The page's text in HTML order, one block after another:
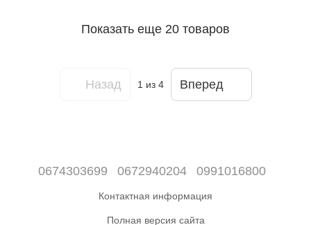
Показать еще 20 товаров
Назад 1 из 4 Вперед
0674303699 0672940204 0991016800
Контактная информация
Полная версия сайта